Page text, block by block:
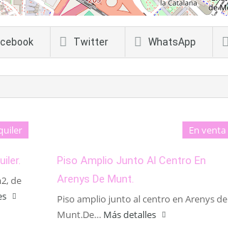
Twitter WhatsApp
de
En venta
Piso Amplio Junto Al Centro En
Arenys De Munt.
Piso amplio junto al centro en Arenys de
Munt.De… Más detalles